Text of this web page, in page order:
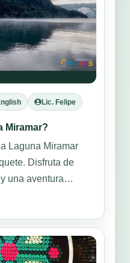
Lic. Felipe
Miramar?
Laguna Miramar
Disfruta de
una aventura